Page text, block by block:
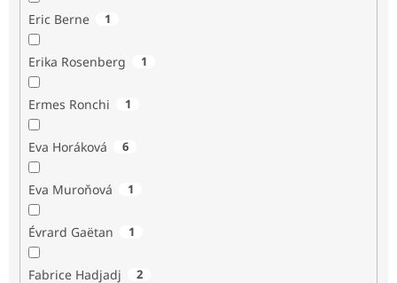
Eric Berne 1
Erika Rosenberg 1
Ermes Ronchi 1
Eva Horáková 6
Eva Muroňová 1
Évrard Gaëtan 1
Fabrice Hadjadj 2